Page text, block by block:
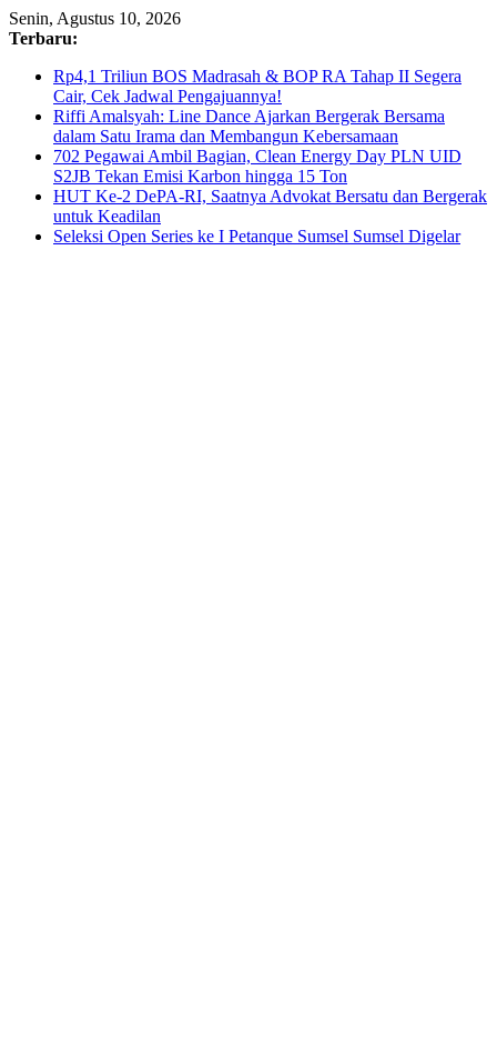
Skip
to
Senin, Agustus 10, 2026
Terbaru:
Rp4,1 Triliun BOS Madrasah & BOP RA Tahap II Segera
Cair, Cek Jadwal Pengajuannya!
Riffi Amalsyah: Line Dance Ajarkan Bergerak Bersama
dalam Satu Irama dan Membangun Kebersamaan
702 Pegawai Ambil Bagian, Clean Energy Day PLN UID
S2JB Tekan Emisi Karbon hingga 15 Ton
HUT Ke-2 DePA-RI, Saatnya Advokat Bersatu dan Bergerak
untuk Keadilan
Seleksi Open Series ke I Petanque Sumsel Sumsel Digelar